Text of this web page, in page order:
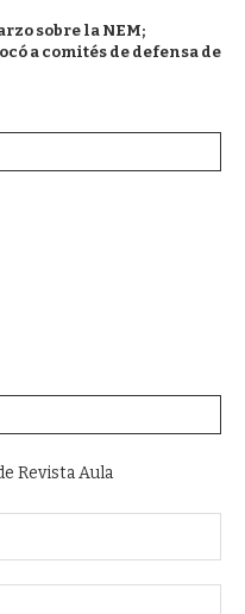
sobre la NEM;
a comités de defensa de
Revista Aula